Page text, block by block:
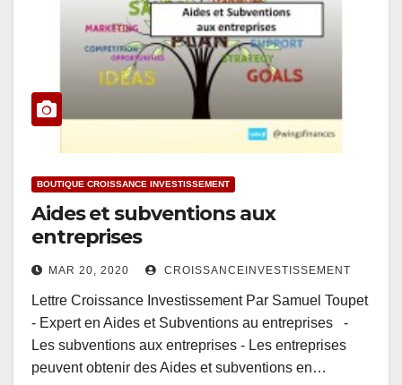
BOUTIQUE CROISSANCE INVESTISSEMENT
Aides et subventions aux
entreprises
MAR 20, 2020 CROISSANCEINVESTISSEMENT
Lettre Croissance Investissement Par Samuel Toupet
- Expert en Aides et Subventions au entreprises -
Les subventions aux entreprises - Les entreprises
peuvent obtenir des Aides et subventions en…